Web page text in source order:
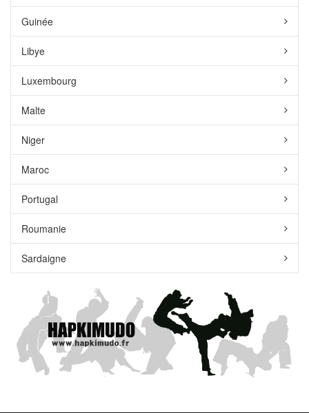
Guinée
Libye
Luxembourg
Malte
Niger
Maroc
Portugal
Roumanie
Sardaigne